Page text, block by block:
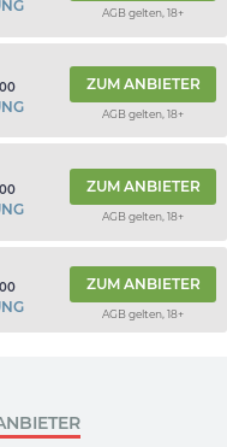
AGB gelten, 18+
ZUM ANBIETER
AGB gelten, 18+
ZUM ANBIETER
AGB gelten, 18+
ZUM ANBIETER
AGB gelten, 18+